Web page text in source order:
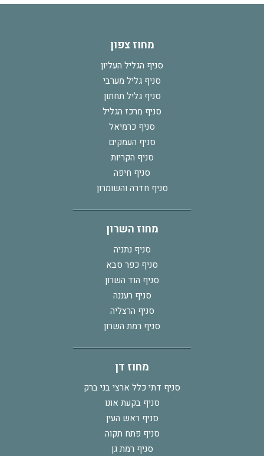
מחוז צפון
סניף הגליל העליון
סניף גליל מערבי
סניף גליל תחתון
סניף מרכז הגליל
סניף כרמיאל
סניף העמקים
סניף הקריות
סניף חיפה
סניף חדרה והשומרון
מחוז השרון
סניף נתניה
סניף כפר סבא
סניף הוד השרון
סניף רעננה
סניף הרצליה
סניף רמת השרון
מחוז דן
סניף דתי כלל ארצי בני ברק
סניף בקעת אונו
סניף ראש העין
סניף פתח תקוה
סניף רמת גן